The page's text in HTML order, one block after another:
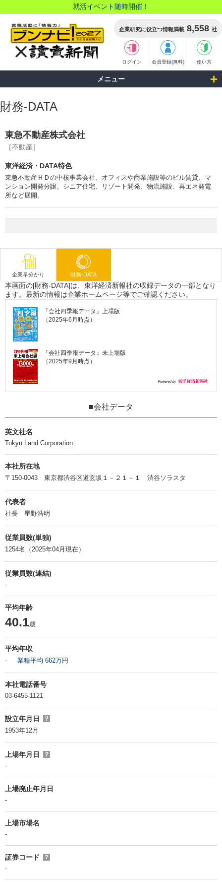
就活イベント随時開催！
企業研究に役立つ情報満載 8,558 社
ログイン 会員登録(無料) 使い方
メニュー
財務-DATA
東急不動産株式会社
［不動産］
東洋経済・DATA特色
東急不動産ＨＤの中核事業会社。オフィスや商業施設等のビル賃貸、マ
ンション開発分譲、シニア住宅、リゾート開発、物流施設、再エネ発電
所など展開。
企業早分かり 財務-DATA
本画面の[財務-DATA]は、東洋経済新報社の収録データの一部となり
ます。最新の情報は企業ホームページ等でご確認ください。
『会社四季報データ』上場版
（2025年6月時点）
『会社四季報データ』未上場版
（2025年9月時点）
■会社データ
英文社名
Tokyu Land Corporation
本社所在地
〒150-0043 東京都渋谷区道玄坂１－２１－１ 渋谷ソラスタ
代表者
社長 星野浩明
従業員数(単独)
1254名（2025年04月現在）
従業員数(連結)
-
平均年齢
40.1歳
平均年収
- 業種平均 662万円
本社電話番号
03-6455-1121
設立年月日 ？
1953年12月
上場年月日 ？
-
上場廃止年月日
-
上場市場名
-
証券コード ？
-